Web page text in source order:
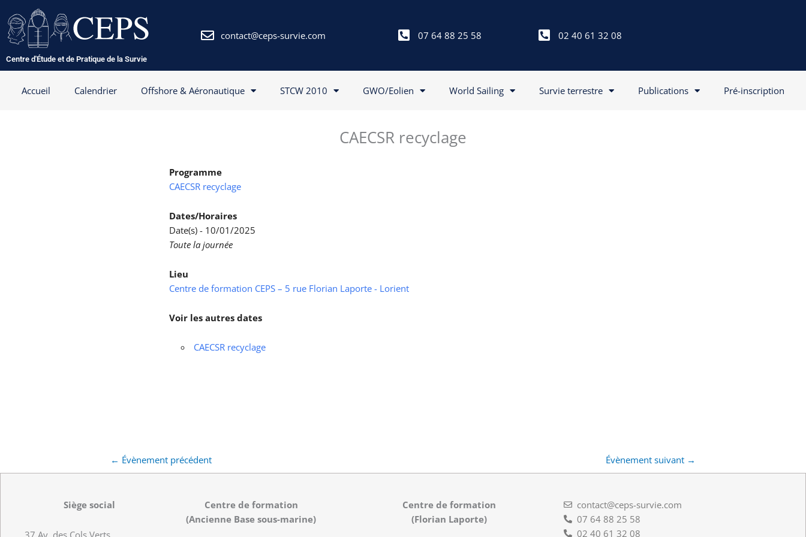
au
contenu
Centre d'Étude et de Pratique de la Survie
contact@ceps-survie.com 07 64 88 25 58 02 40 61 32 08
Accueil Calendrier Offshore & Aéronautique STCW 2010 GWO/Eolien World Sailing Survie terrestre Publications Pré-inscription
CAECSR recyclage
Programme
CAECSR recyclage
Dates/Horaires
Date(s) - 10/01/2025
Toute la journée
Lieu
Centre de formation CEPS – 5 rue Florian Laporte - Lorient
Voir les autres dates
CAECSR recyclage
← Évènement précédent Évènement suivant →
Siège social
Centre de formation
(Ancienne Base sous-marine)
Centre de formation
(Florian Laporte)
contact@ceps-survie.com
07 64 88 25 58
02 40 61 32 08